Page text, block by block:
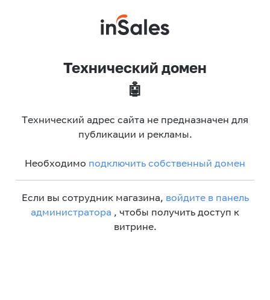
Технический домен
🤖
Технический адрес сайта не предназначен для
публикации и рекламы.
Необходимо подключить собственный домен
Если вы сотрудник магазина, войдите в панель
администратора , чтобы получить доступ к
витрине.